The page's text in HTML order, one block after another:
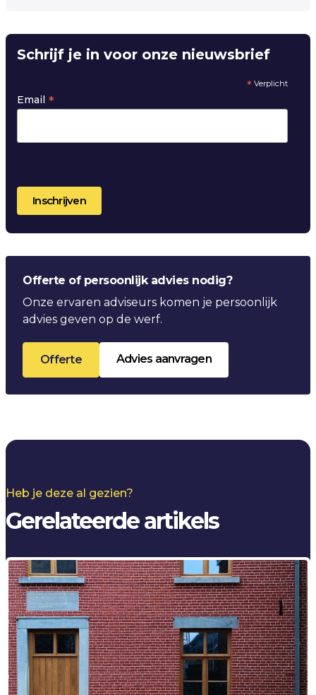
Schrijf je in voor onze nieuwsbrief
* Verplicht
Email *
Offerte of persoonlijk advies nodig?
Onze ervaren adviseurs komen je persoonlijk
advies geven op de werf.
Offerte Advies aanvragen
Heb je deze al gezien?
Gerelateerde artikels